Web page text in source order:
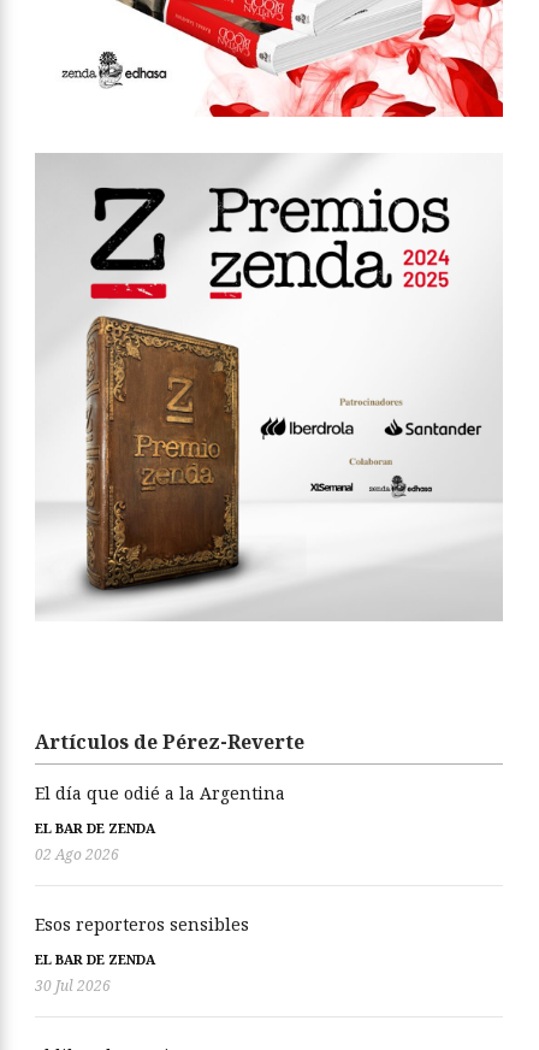
Artículos de Pérez-Reverte
El día que odié a la Argentina
EL BAR DE ZENDA
02 Ago 2026
Esos reporteros sensibles
EL BAR DE ZENDA
30 Jul 2026